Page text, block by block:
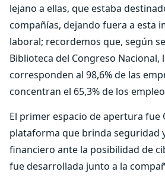
lejano a ellas, que estaba
compañías, dejando fuera a esta
laboral; recordemos que, según
Biblioteca del Congreso Nacional,
corresponden al 98,6% de las
concentran el 65,3% de los
El primer espacio de apertura fue
plataforma que brinda seguridad
financiero ante la posibilidad de
fue desarrollada junto a la